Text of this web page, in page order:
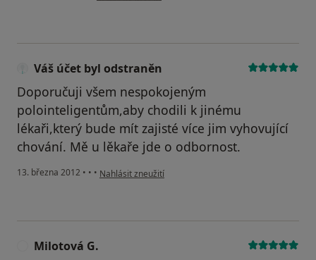
Váš účet byl odstraněn
Doporučuji všem nespokojeným
polointeligentům,aby chodili k jinému
lékaři,který bude mít zajisté více jim vyhovující
chování. Mě u lěkaře jde o odbornost.
13. března 2012 • • • podle názoru uživatele Váš účet byl odstraněn
Nahlásit zneužití
Milotová G.